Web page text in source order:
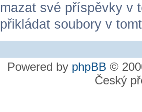
mazat své příspěvky v
přikládat soubory v
Powered by phpBB ©
Český